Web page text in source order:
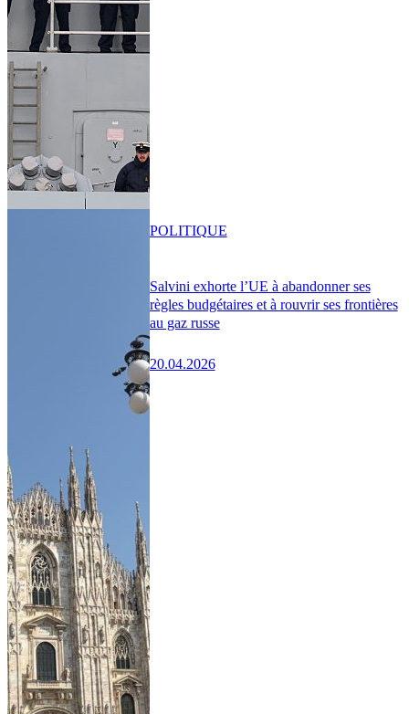
Salvini exhorte l’UE à abandonner ses
règles budgétaires et à rouvrir ses frontières
au gaz russe
20.04.2026
POLITIQUE